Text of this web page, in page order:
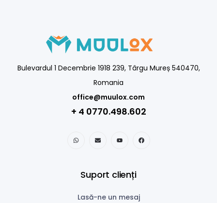
Bulevardul 1 Decembrie 1918 239, Târgu Mureș 540470,
Romania
office@muulox.com
+ 4 0770.498.602
Suport clienți
Lasă-ne un mesaj